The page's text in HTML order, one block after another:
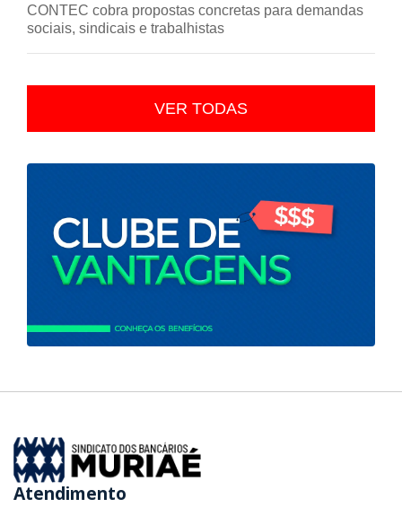
CONTEC cobra propostas concretas para demandas
sociais, sindicais e trabalhistas
VER TODAS
Atendimento